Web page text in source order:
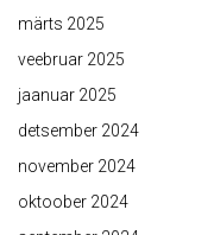
märts 2025
veebruar 2025
jaanuar 2025
detsember 2024
november 2024
oktoober 2024